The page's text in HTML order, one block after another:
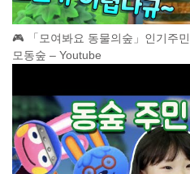
🎮 「모여봐요 동물의숲」인기주
모동숲 – Youtube